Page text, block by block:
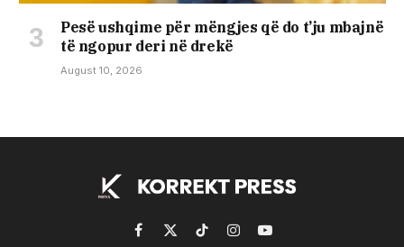
Pesë ushqime për mëngjes që do t’ju mbajnë
të ngopur deri në drekë
August 10, 2026
Facebook
X
TikTokInstagramYouTube